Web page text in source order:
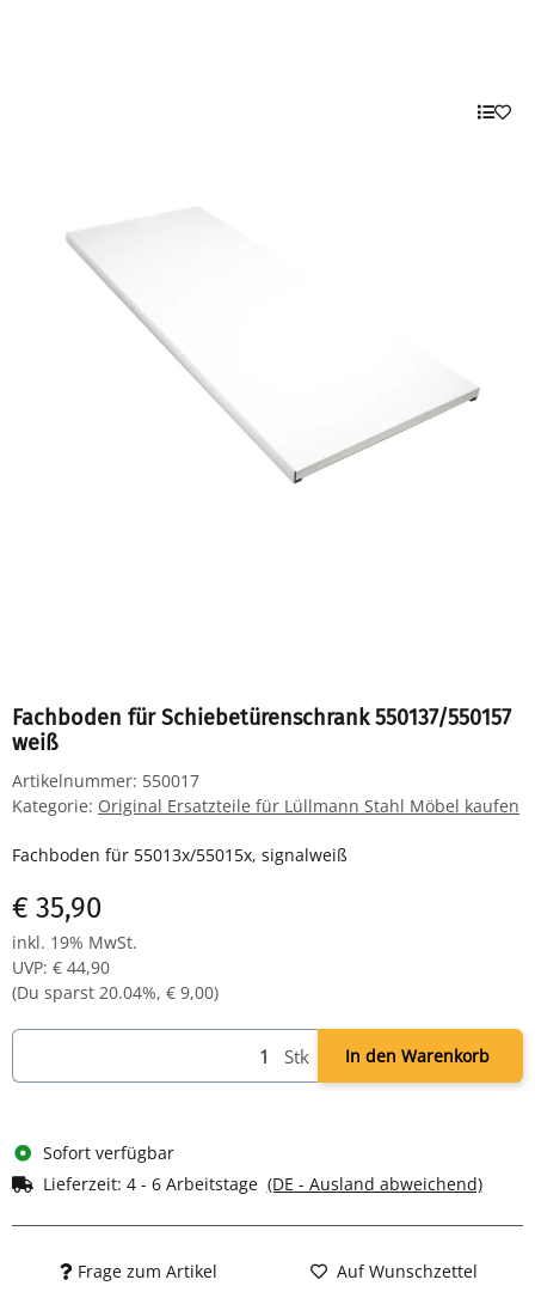
Fachboden für Schiebetürenschrank 550137/550157
weiß
Artikelnummer: 550017
Kategorie: Original Ersatzteile für Lüllmann Stahl Möbel kaufen
Fachboden für 55013x/55015x, signalweiß
€ 35,90
inkl. 19% MwSt.
UVP: € 44,90
(Du sparst 20.04%, € 9,00)
Stk In den Warenkorb
Sofort verfügbar
Lieferzeit: 4 - 6 Arbeitstage (DE - Ausland abweichend)
Frage zum Artikel Auf Wunschzettel